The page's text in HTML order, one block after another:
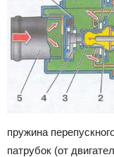
пружина
патрубок (от